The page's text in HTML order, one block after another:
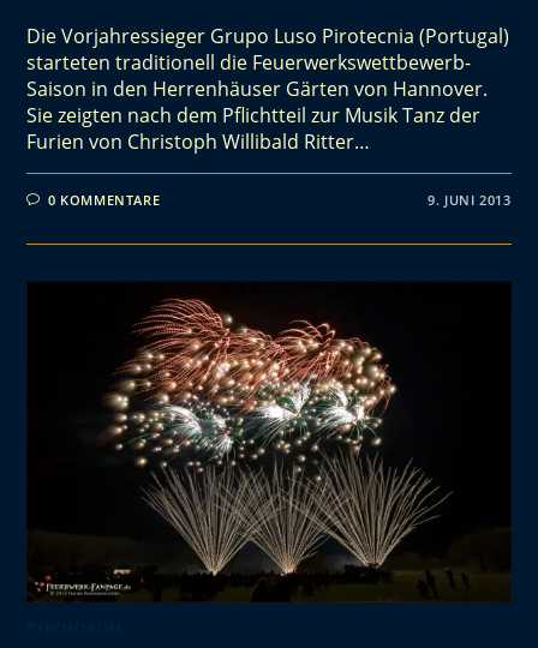
Die Vorjahressieger Grupo Luso Pirotecnia (Portugal)
starteten traditionell die Feuerwerkswettbewerb-
Saison in den Herrenhäuser Gärten von Hannover.
Sie zeigten nach dem Pflichtteil zur Musik Tanz der
Furien von Christoph Willibald Ritter…
0 KOMMENTARE 9. JUNI 2013